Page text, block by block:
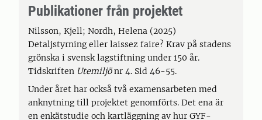
Publikationer från projektet
Nilsson, Kjell; Nordh, Helena (2025)
Detaljstyrning eller laissez faire? Krav på stadens
grönska i svensk lagstiftning under 150 år.
Tidskriften Utemiljönr 4. Sid 46-55.
Under året har också två examensarbeten med
anknytning till projektet genomförts. Det ena är
en enkätstudie och kartläggning av hur GYF-